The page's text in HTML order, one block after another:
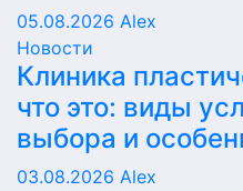
05.08.2026 Alex
Новости
Клиника
что это: виды
выбора и
03.08.2026 Alex